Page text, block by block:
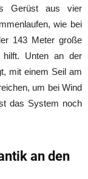
Gerüst aus vier
wie bei
143 Meter große
hilft. Unten an der
mit einem Seil am
um bei Wind
das System noch
an den